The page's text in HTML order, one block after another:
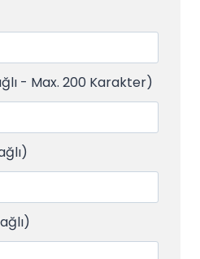
- Max. 200 Karakter)